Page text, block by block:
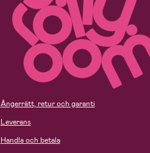
Ångerrätt, retur och garanti
Leverans
Handla och betala